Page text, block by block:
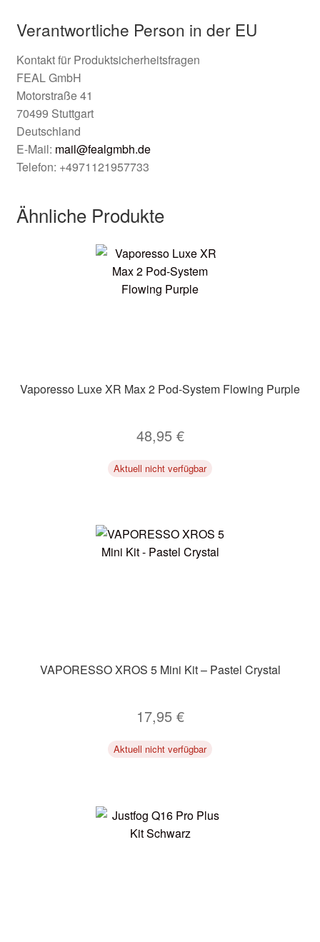
Verantwortliche Person in der EU
Kontakt für Produktsicherheitsfragen
FEAL GmbH
Motorstraße 41
70499 Stuttgart
Deutschland
E-Mail: mail@fealgmbh.de
Telefon: +4971121957733
Ähnliche Produkte
Vaporesso Luxe XR Max 2 Pod-System Flowing Purple
48,95 €
Aktuell nicht verfügbar
VAPORESSO XROS 5 Mini Kit – Pastel Crystal
17,95 €
Aktuell nicht verfügbar